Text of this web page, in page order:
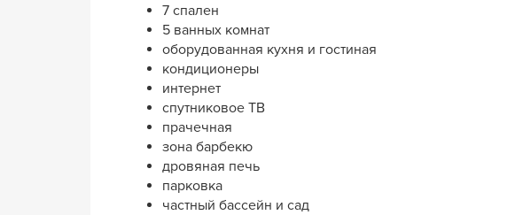
7 спален
5 ванных комнат
оборудованная кухня и гостиная
кондиционеры
интернет
спутниковое ТВ
прачечная
зона барбекю
дровяная печь
парковка
частный бассейн и сад